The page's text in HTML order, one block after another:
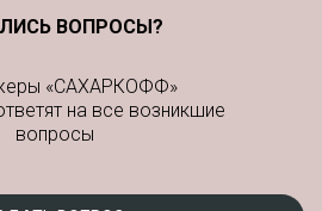
ВОПРОСЫ?
«САХАРКОФФ»
на все возникшие
вопросы